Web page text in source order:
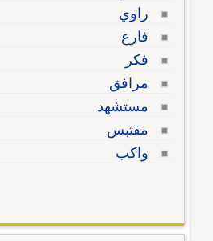
راوي
فارع
فكر
مرافق
مستشهد
مقتبس
واكب